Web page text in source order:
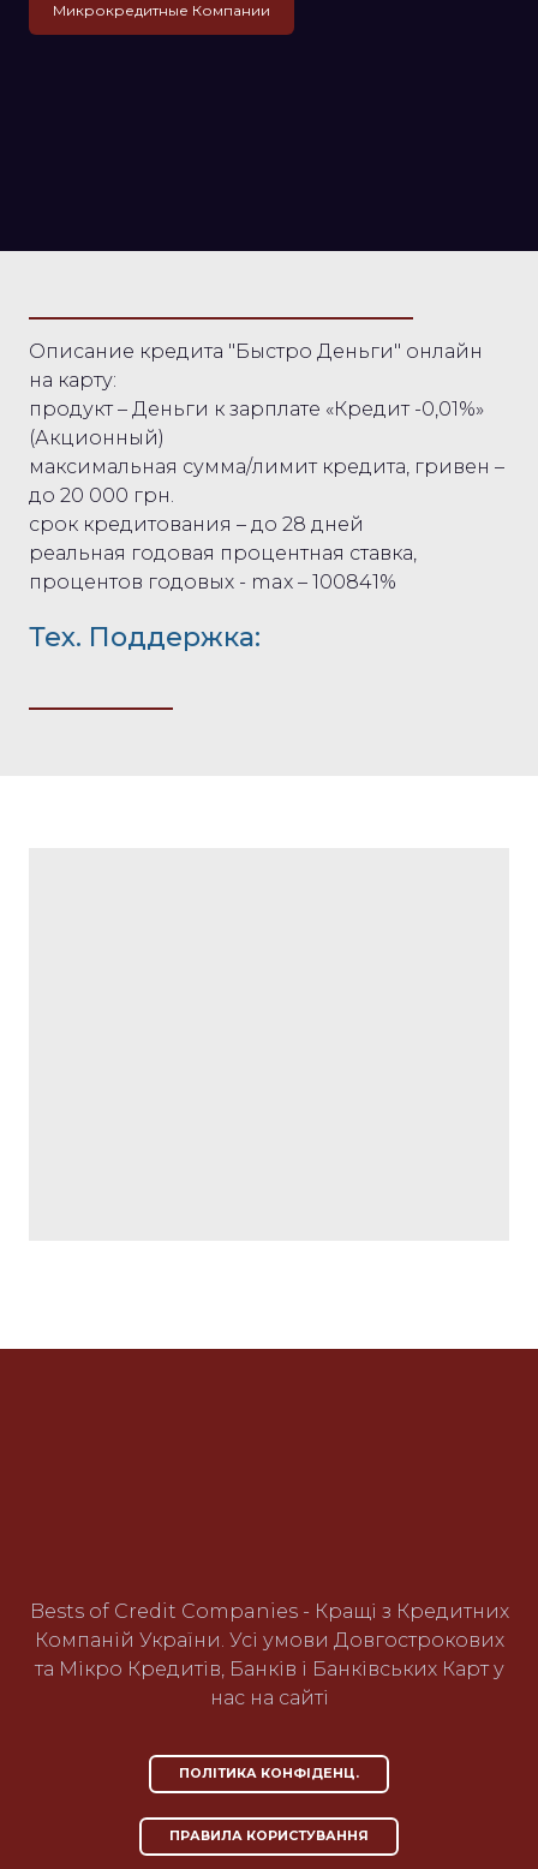
Микрокредитные Компании
Описание кредита "Быстро Деньги" онлайн
на карту:
продукт – Деньги к зарплате «Кредит -0,01%»
(Акционный)
максимальная сумма/лимит кредита, гривен –
до 20 000 грн.
срок кредитования – до 28 дней
реальная годовая процентная ставка,
процентов годовых - max – 100841%
Тех. Поддержка:
Bests of Credit Companies - Кращі з Кредитних
Компаній України. Усі умови Довгострокових
та Мікро Кредитів, Банків і Банківських Карт у
нас на сайті
ПОЛІТИКА КОНФІДЕНЦ.
ПРАВИЛА КОРИСТУВАННЯ